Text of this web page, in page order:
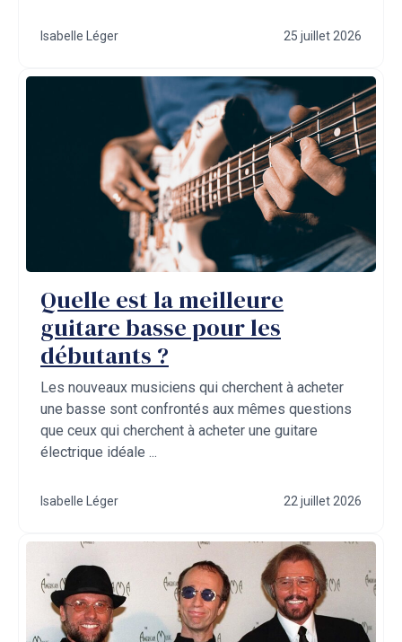
Isabelle Léger 25 juillet 2026
Quelle est la meilleure
guitare basse pour les
débutants ?
Les nouveaux musiciens qui cherchent à acheter
une basse sont confrontés aux mêmes questions
que ceux qui cherchent à acheter une guitare
électrique idéale ...
Isabelle Léger 22 juillet 2026